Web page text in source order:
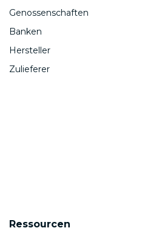
Genossenschaften
Banken
Hersteller
Zulieferer
Ressourcen